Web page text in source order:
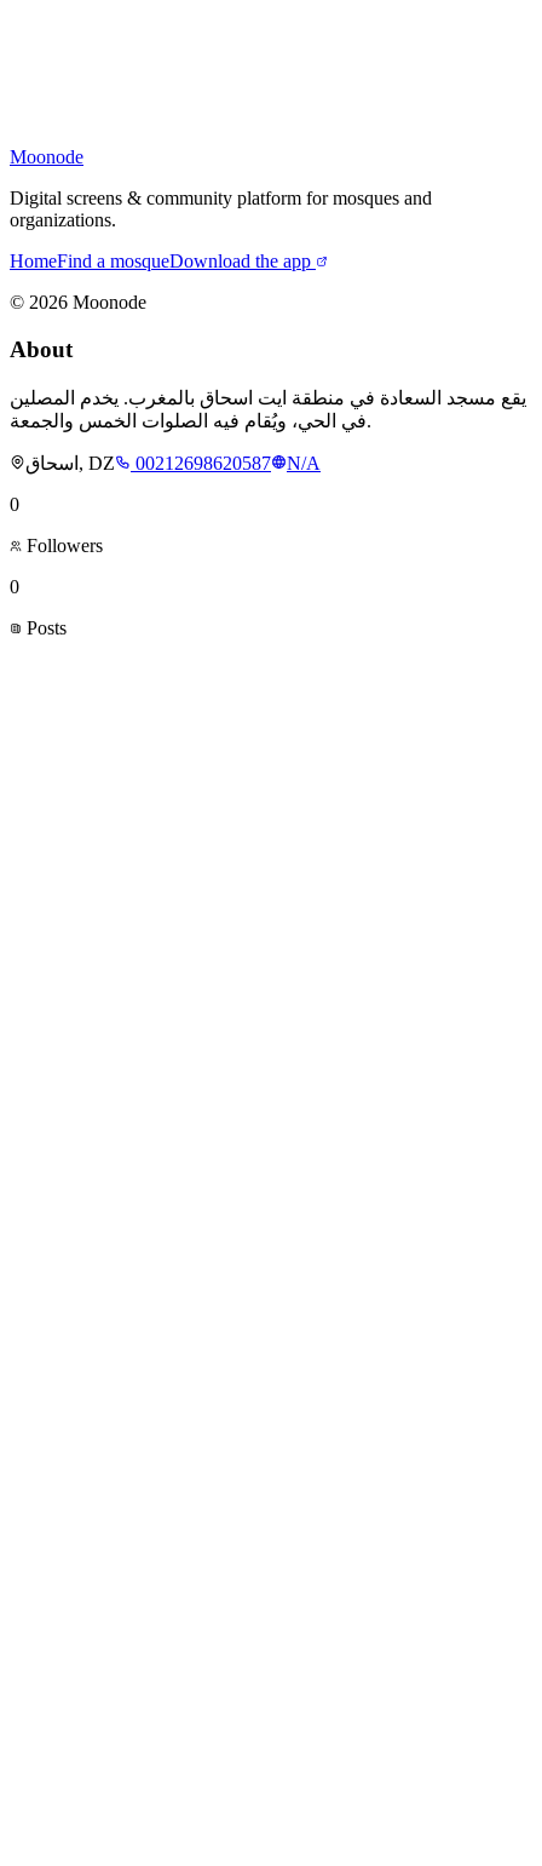
Moonode
Digital screens & community platform for mosques and
organizations.
HomeFind a mosqueDownload the app
© 2026 Moonode
About
يقع مسجد السعادة في منطقة ايت اسحاق بالمغرب. يخدم المصلين
في الحي، ويُقام فيه الصلوات الخمس والجمعة.
اسحاق, DZ 00212698620587
N/A
0
Followers
0
Posts